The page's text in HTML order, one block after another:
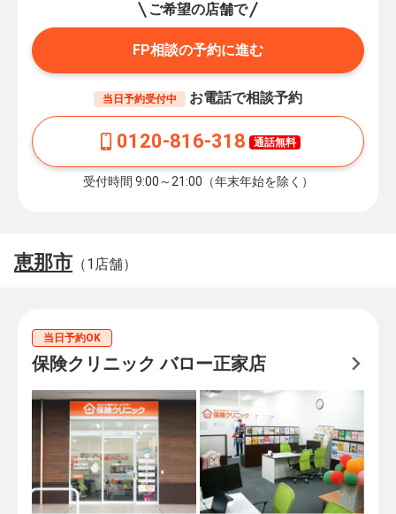
ご希望の店舗で
FP相談の予約に進む
当日予約受付中 お電話で相談予約
0120-816-318 通話無料
受付時間 9:00～21:00（年末年始を除く）
恵那市 （1店舗）
当日予約OK
保険クリニック バロー正家店